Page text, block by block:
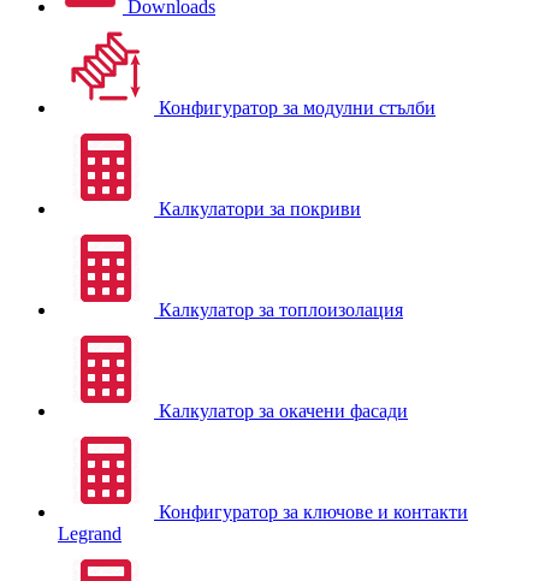
Downloads
Конфигуратор за модулни стълби
Калкулатори за покриви
Калкулатор за топлоизолация
Калкулатор за окачени фасади
Конфигуратор за ключове и контакти
Legrand